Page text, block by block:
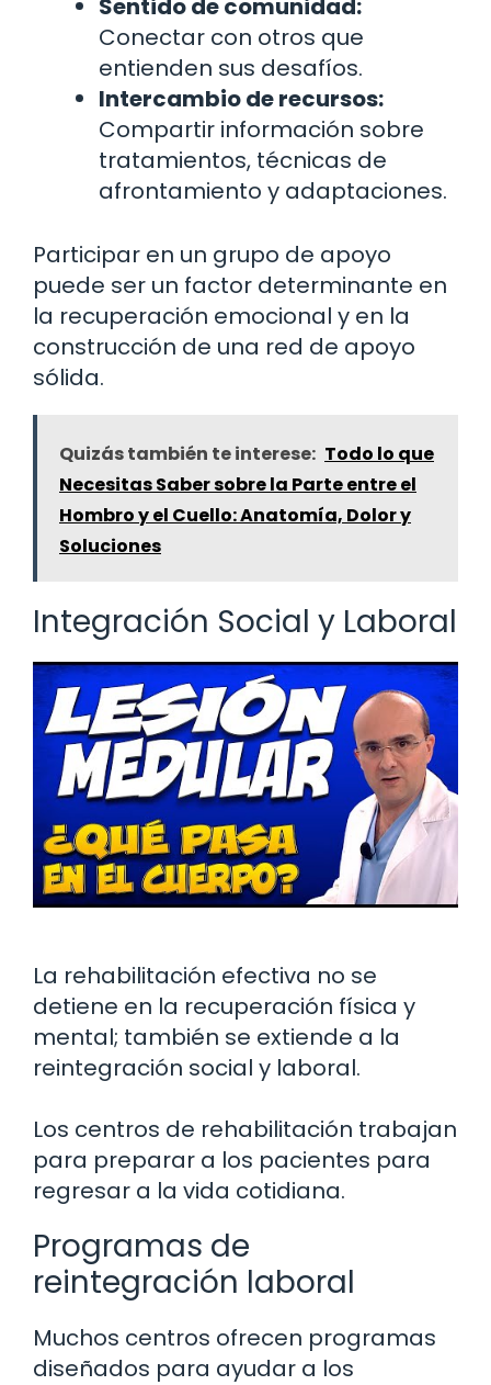
Sentido de comunidad:
Conectar con otros que
entienden sus desafíos.
Intercambio de recursos:
Compartir información sobre
tratamientos, técnicas de
afrontamiento y adaptaciones.
Participar en un grupo de apoyo
puede ser un factor determinante en
la recuperación emocional y en la
construcción de una red de apoyo
sólida.
Quizás también te interese: Todo lo que
Necesitas Saber sobre la Parte entre el
Hombro y el Cuello: Anatomía, Dolor y
Soluciones
Integración Social y Laboral
La rehabilitación efectiva no se
detiene en la recuperación física y
mental; también se extiende a la
reintegración social y laboral.
Los centros de rehabilitación trabajan
para preparar a los pacientes para
regresar a la vida cotidiana.
Programas de
reintegración laboral
Muchos centros ofrecen programas
diseñados para ayudar a los